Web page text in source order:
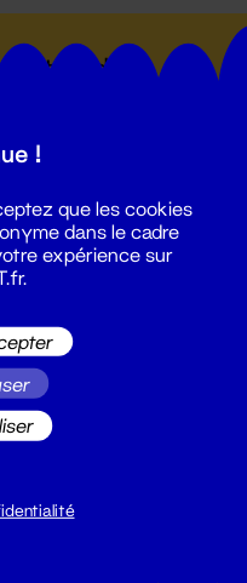
du
!
que les cookies
dans le cadre
expérience sur